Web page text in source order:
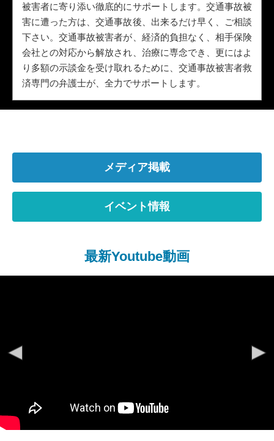
被害者に寄り添い徹底的にサポートします。交通事故被
害に遭った方は、交通事故後、出来るだけ早く、ご相談
下さい。交通事故被害者が、経済的負担なく、相手保険
会社との対応から解放され、治療に専念でき、更にはよ
り多額の示談金を受け取れるために、交通事故被害者救
済専門の弁護士が、全力でサポートします。
メディア掲載
イベント情報
最新Youtube動画